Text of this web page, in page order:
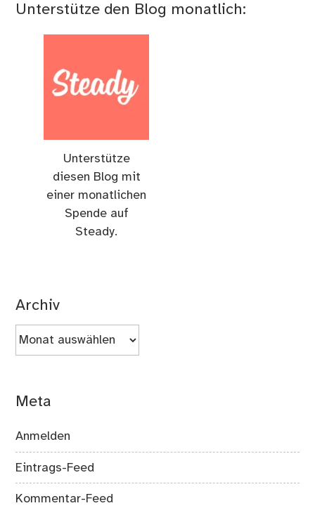
Unterstütze den Blog monatlich:
Unterstütze
diesen Blog mit
einer monatlichen
Spende auf
Steady.
Archiv
Archiv
Meta
Anmelden
Eintrags-Feed
Kommentar-Feed